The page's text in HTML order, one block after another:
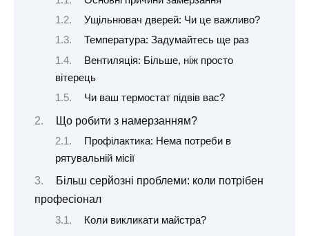
Ущільнювач дверей: Чи це важливо?
Температура: Задумайтесь ще раз
Вентиляція: Більше, ніж просто
вітерець
Чи ваш термостат підвів вас?
Що робити з намерзанням?
Профілактика: Нема потреби в
рятувальній місії
Більш серйозні проблеми: коли потрібен
професіонал
Коли викликати майстра?